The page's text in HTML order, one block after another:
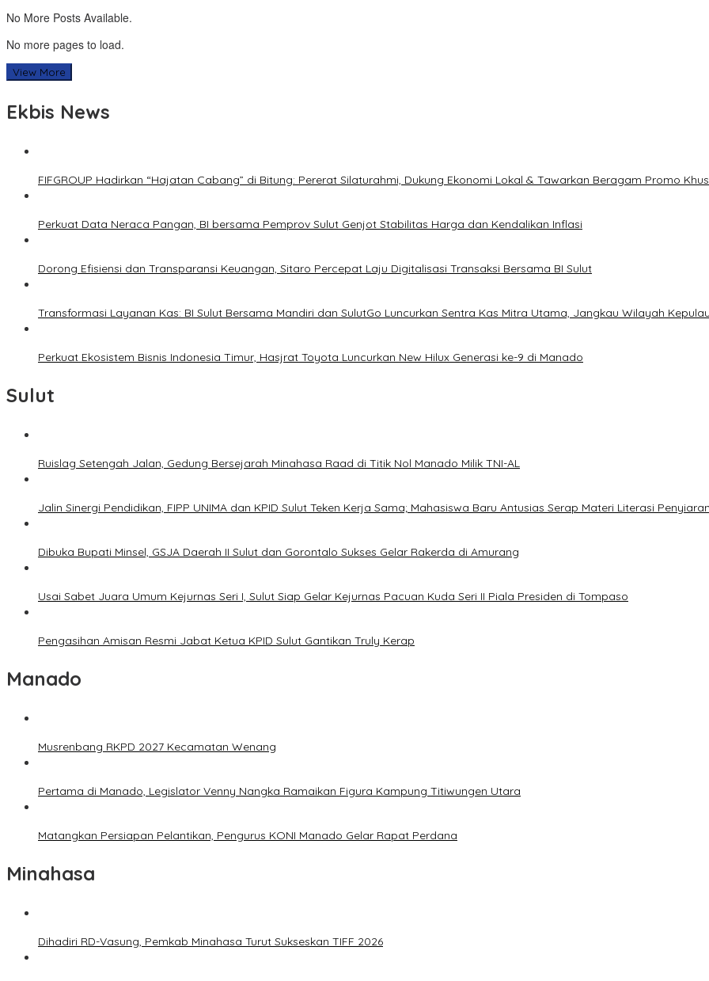
No More Posts Available.
No more pages to load.
View More
Ekbis News
FIFGROUP Hadirkan “Hajatan Cabang” di Bitung: Pererat Silaturahmi, Dukung Ekonomi Lokal & Tawarkan Beragam Promo
Perkuat Data Neraca Pangan, BI bersama Pemprov Sulut Genjot Stabilitas Harga dan Kendalikan Inflasi
Dorong Efisiensi dan Transparansi Keuangan, Sitaro Percepat Laju Digitalisasi Transaksi Bersama BI Sulut
Transformasi Layanan Kas: BI Sulut Bersama Mandiri dan SulutGo Luncurkan Sentra Kas Mitra Utama, Jangkau Wilayah
Perkuat Ekosistem Bisnis Indonesia Timur, Hasjrat Toyota Luncurkan New Hilux Generasi ke-9 di Manado
Sulut
Ruislag Setengah Jalan, Gedung Bersejarah Minahasa Raad di Titik Nol Manado Milik TNI-AL
Jalin Sinergi Pendidikan, FIPP UNIMA dan KPID Sulut Teken Kerja Sama; Mahasiswa Baru Antusias Serap Materi Literasi
Dibuka Bupati Minsel, GSJA Daerah II Sulut dan Gorontalo Sukses Gelar Rakerda di Amurang
Usai Sabet Juara Umum Kejurnas Seri I, Sulut Siap Gelar Kejurnas Pacuan Kuda Seri II Piala Presiden di Tompaso
Pengasihan Amisan Resmi Jabat Ketua KPID Sulut Gantikan Truly Kerap
Manado
Musrenbang RKPD 2027 Kecamatan Wenang
Pertama di Manado, Legislator Venny Nangka Ramaikan Figura Kampung Titiwungen Utara
Matangkan Persiapan Pelantikan, Pengurus KONI Manado Gelar Rapat Perdana
Minahasa
Dihadiri RD-Vasung, Pemkab Minahasa Turut Sukseskan TIFF 2026